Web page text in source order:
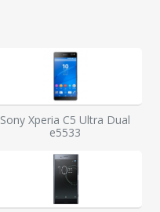
Sony Xperia C5 Ultra Dual
e5533